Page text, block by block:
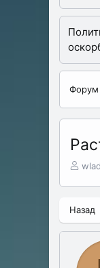
Форум
А
р
т
м
wlad
Назад